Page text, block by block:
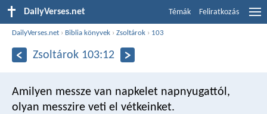
DailyVerses.net Témák Feliratkozás
DailyVerses.net › Biblia könyvek ›Zsoltárok › 103
Zsoltárok 103:12
Amilyen messze van napkelet napnyugattól,
olyan messzire veti el vétkeinket.